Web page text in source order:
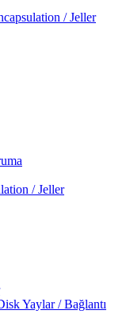
/ Jeller
/ Jeller
Yaylar / Bağlantı